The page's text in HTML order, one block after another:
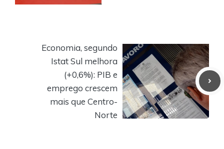
Economia, segundo
Istat Sul melhora
(+0,6%): PIB e
emprego crescem
mais que Centro-
Norte